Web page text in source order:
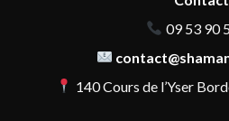
09 53 90
140 Cours de l’Yser